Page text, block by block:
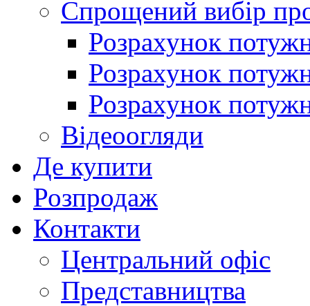
Спрощений вибір
Розрахунок
Розрахунок
Розрахунок
Відеоогляди
Де купити
Розпродаж
Контакти
Центральний офіс
Представництва